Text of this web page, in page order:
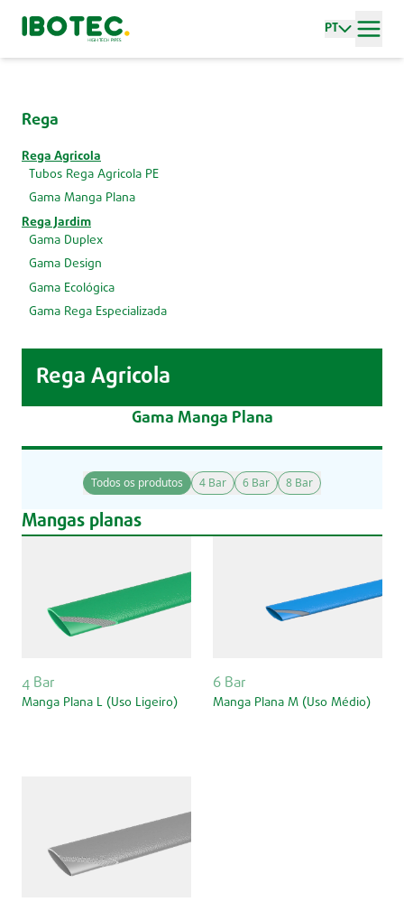
PT
Rega
Rega Agricola
Tubos Rega Agricola PE
Gama Manga Plana
Rega Jardim
Gama Duplex
Gama Design
Gama Ecológica
Gama Rega Especializada
Rega Agricola
Gama Manga Plana
Todos os produtos 4 Bar 6 Bar 8 Bar
Mangas planas
4 Bar
Manga Plana L (Uso Ligeiro)
6 Bar
Manga Plana M (Uso Médio)